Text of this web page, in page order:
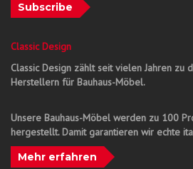
Subscribe
Classic Design
Classic Design zählt seit vielen Jahren zu
Herstellern für Bauhaus-Möbel.
Unsere Bauhaus-Möbel werden zu 100
hergestellt. Damit garantieren wir echte
Mehr erfahren